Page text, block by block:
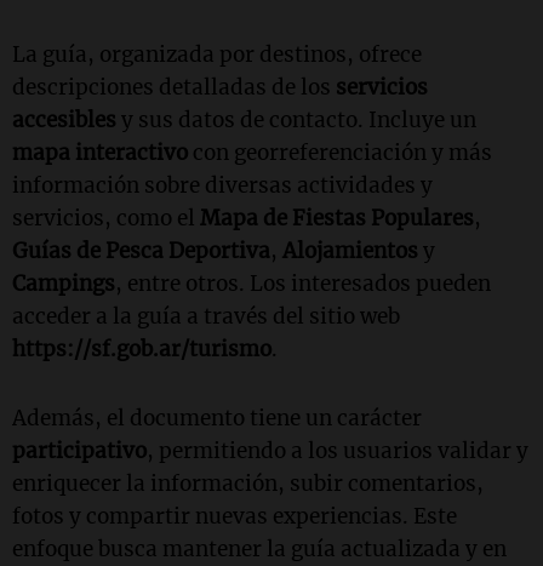
La guía, organizada por destinos, ofrece
descripciones detalladas de los servicios
accesibles y sus datos de contacto. Incluye un
mapa interactivo con georreferenciación y más
información sobre diversas actividades y
servicios, como el Mapa de Fiestas Populares,
Guías de Pesca Deportiva, Alojamientos y
Campings, entre otros. Los interesados pueden
acceder a la guía a través del sitio web
https://sf.gob.ar/turismo.
Además, el documento tiene un carácter
participativo, permitiendo a los usuarios validar y
enriquecer la información, subir comentarios,
fotos y compartir nuevas experiencias. Este
enfoque busca mantener la guía actualizada y en